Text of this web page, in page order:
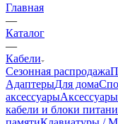
Главная
—
Каталог
—
Кабели
Сезонная распродажа
АдаптерыДля дома
аксессуары
кабели и блоки